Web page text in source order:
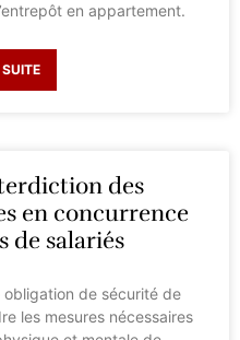
en appartement.
des
en concurrence
de salariés
obligation de sécurité de
les mesures nécessaires